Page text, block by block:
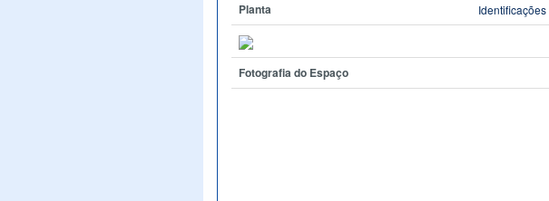
Planta
Identificações
Fotografia do Espaço